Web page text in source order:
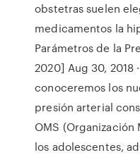
obstetras suelen
medicamentos la
Parámetros de la
2020] Aug 30, 2018
conoceremos los
presión arterial
OMS (Organización
los adolescentes,